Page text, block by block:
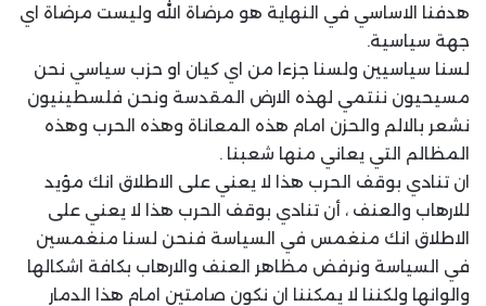
هدفنا الاساسي في النهاية هو مرضاة الله وليست مرضاة اي
جهة سياسية.
لسنا سياسيين ولسنا جزءا من اي كيان او حزب سياسي نحن
مسيحيون ننتمي لهذه الارض المقدسة ونحن فلسطينيون
نشعر بالالم والحزن امام هذه المعاناة وهذه الحرب وهذه
المظالم التي يعاني منها شعبنا .
ان تنادي بوقف الحرب هذا لا يعني على الاطلاق انك مؤيد
للارهاب والعنف ، أن تنادي بوقف الحرب هذا لا يعني على
الاطلاق انك منغمس في السياسة فنحن لسنا منغمسين
في السياسة ونرفض مظاهر العنف والارهاب بكافة اشكالها
والوانها ولكننا لا يمكننا ان نكون صامتين امام هذا الدمار